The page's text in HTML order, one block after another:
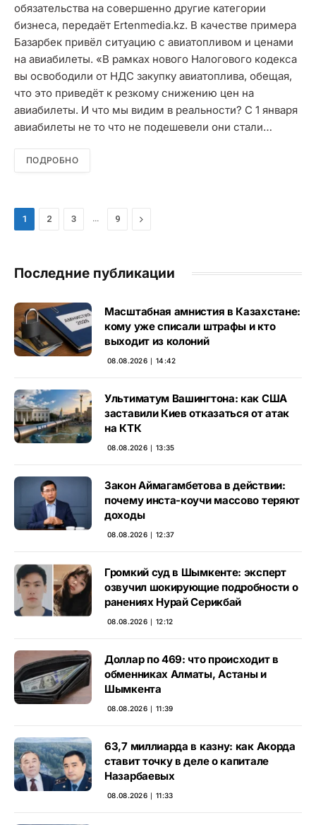
обязательства на совершенно другие категории
бизнеса, передаёт Ertenmedia.kz. В качестве примера
Базарбек привёл ситуацию с авиатопливом и ценами
на авиабилеты. «В рамках нового Налогового кодекса
вы освободили от НДС закупку авиатоплива, обещая,
что это приведёт к резкому снижению цен на
авиабилеты. И что мы видим в реальности? С 1 января
авиабилеты не то что не подешевели они стали…
ПОДРОБНО
1 2 3 9 Next
Последние публикации
Масштабная амнистия в Казахстане:
кому уже списали штрафы и кто
выходит из колоний
08.08.2026 ∣ 14:42
Ультиматум Вашингтона: как США
заставили Киев отказаться от атак
на КТК
08.08.2026 ∣ 13:35
Закон Аймагамбетова в действии:
почему инста-коучи массово теряют
доходы
08.08.2026 ∣ 12:37
Громкий суд в Шымкенте: эксперт
озвучил шокирующие подробности о
ранениях Нурай Серикбай
08.08.2026 ∣ 12:12
Доллар по 469: что происходит в
обменниках Алматы, Астаны и
Шымкента
08.08.2026 ∣ 11:39
63,7 миллиарда в казну: как Акорда
ставит точку в деле о капитале
Назарбаевых
08.08.2026 ∣ 11:33